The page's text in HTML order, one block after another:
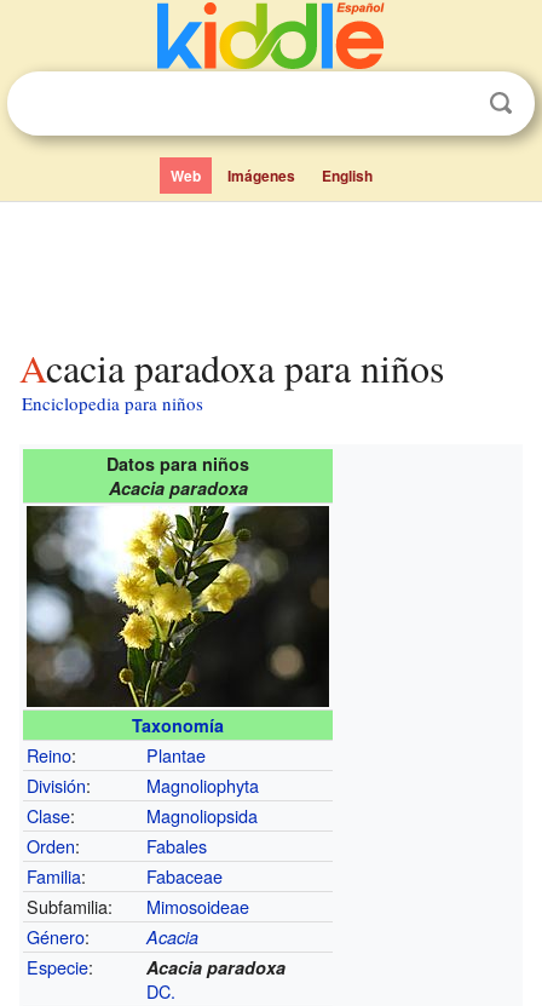
Web Imágenes English
Acacia paradoxa para niños
Enciclopedia para niños
Datos para niños
Acacia paradoxa
Taxonomía
Reino:
Plantae
División:
Magnoliophyta
Clase:
Magnoliopsida
Orden:
Fabales
Familia:
Fabaceae
Subfamilia:
Mimosoideae
Género: Acacia
Especie: Acacia paradoxa
DC.